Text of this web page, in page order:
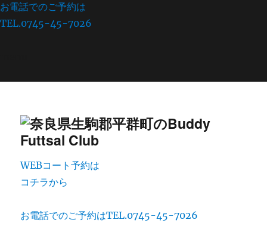
お電話でのご予約は
TEL.0745-45-7026
WEBコート予約は
コチラから
お電話でのご予約はTEL.0745-45-7026